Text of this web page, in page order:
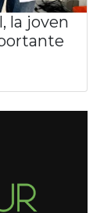
la joven